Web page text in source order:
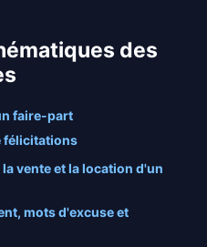
des
faire-part
félicitations
vente et la location d'un
mots d'excuse et